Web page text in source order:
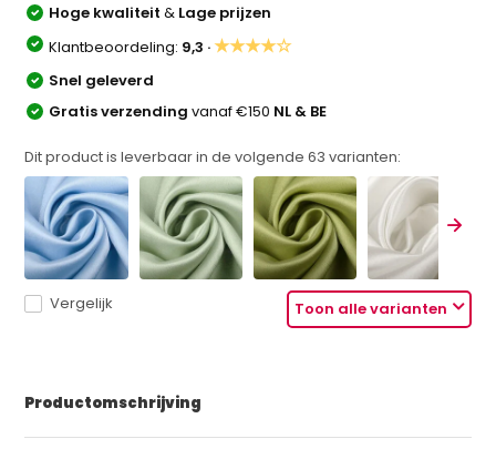
Hoge kwaliteit& Lage prijzen
Klantbeoordeling: 9,3 ·★★★★☆
Snel geleverd
Gratis verzendingvanaf €150 NL & BE
Dit product is leverbaar in de volgende63 varianten:
Toon alle varianten
Vergelijk
Productomschrijving